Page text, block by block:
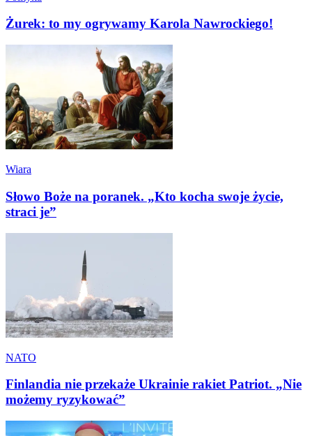
Żurek: to my ogrywamy Karola Nawrockiego!
Wiara
Słowo Boże na poranek. „Kto kocha swoje życie,
straci je”
NATO
Finlandia nie przekaże Ukrainie rakiet Patriot. „Nie
możemy ryzykować”